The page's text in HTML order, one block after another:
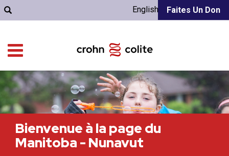
Faites Un Don
English
Bienvenue à la page du
Manitoba - Nunavut